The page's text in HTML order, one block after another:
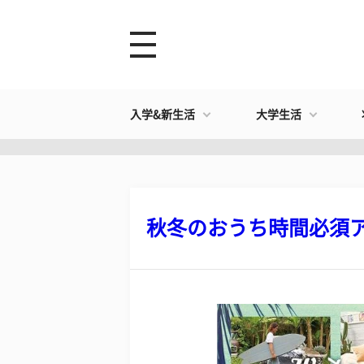
入学&新生活 大学生活
秋冬のおうち時間必須